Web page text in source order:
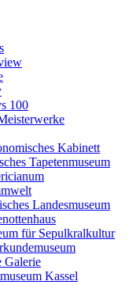
100
Kabinett
Tapetenmuseum
Landesmuseum
für Sepulkralkultur
Galerie
Kassel